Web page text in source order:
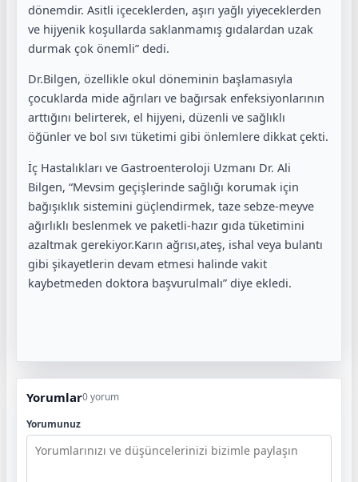
dönemdir. Asitli içeceklerden, aşırı yağlı yiyeceklerden
ve hijyenik koşullarda saklanmamış gıdalardan uzak
durmak çok önemli” dedi.
Dr.Bilgen, özellikle okul döneminin başlamasıyla
çocuklarda mide ağrıları ve bağırsak enfeksiyonlarının
arttığını belirterek, el hijyeni, düzenli ve sağlıklı
öğünler ve bol sıvı tüketimi gibi önlemlere dikkat çekti.
İç Hastalıkları ve Gastroenteroloji Uzmanı Dr. Ali
Bilgen, “Mevsim geçişlerinde sağlığı korumak için
bağışıklık sistemini güçlendirmek, taze sebze-meyve
ağırlıklı beslenmek ve paketli-hazır gıda tüketimini
azaltmak gerekiyor.Karın ağrısı,ateş, ishal veya bulantı
gibi şikayetlerin devam etmesi halinde vakit
kaybetmeden doktora başvurulmalı” diye ekledi.
Yorumlar0 yorum
Yorumunuz